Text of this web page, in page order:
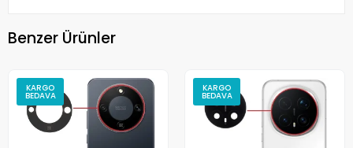
Benzer Ürünler
KARGO
BEDAVA
KARGO
BEDAVA